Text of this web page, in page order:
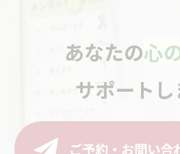
あなたの心
サポートし
ご予約・お問い合